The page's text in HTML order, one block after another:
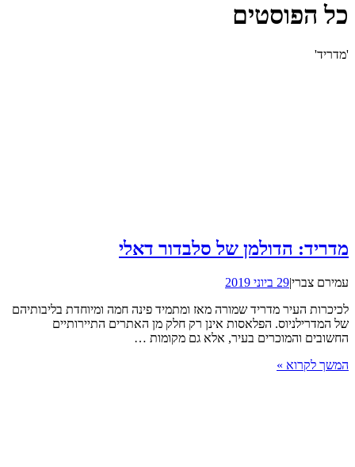
כל הפוסטים
'מדריד'
מדריד: הדולמן של סלבדור דאלי
עמירם צברי|29 ביוני 2019
לכיכרות העיר מדריד שמורה מאז ומתמיד פינה חמה ומיוחדת בליבותיהם
של המדרילניוס. הפלאסות אינן רק חלק מן האתרים התיירותיים
החשובים והמוכרים בעיר, אלא גם מקומות …
המשך לקרוא »